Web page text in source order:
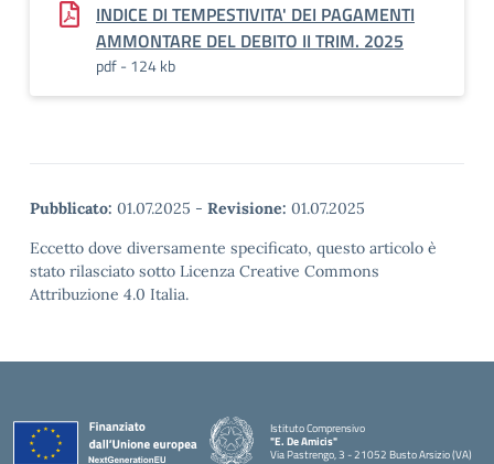
INDICE DI TEMPESTIVITA' DEI PAGAMENTI
AMMONTARE DEL DEBITO II TRIM. 2025
pdf - 124 kb
Pubblicato: 01.07.2025 - Revisione: 01.07.2025
Eccetto dove diversamente specificato, questo articolo è
stato rilasciato sotto Licenza Creative Commons
Attribuzione 4.0 Italia.
Istituto Comprensivo
"E. De Amicis"
Via Pastrengo, 3 - 21052 Busto Arsizio (VA)